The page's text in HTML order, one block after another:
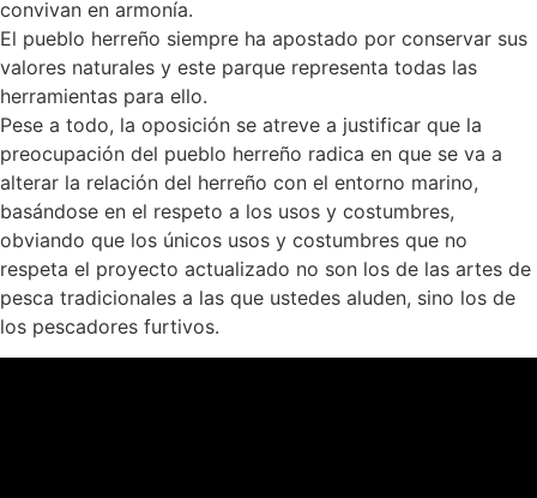
convivan en armonía.
El pueblo herreño siempre ha apostado por conservar sus
valores naturales y este parque representa todas las
herramientas para ello.
Pese a todo, la oposición se atreve a justificar que la
preocupación del pueblo herreño radica en que se va a
alterar la relación del herreño con el entorno marino,
basándose en el respeto a los usos y costumbres,
obviando que los únicos usos y costumbres que no
respeta el proyecto actualizado no son los de las artes de
pesca tradicionales a las que ustedes aluden, sino los de
los pescadores furtivos.